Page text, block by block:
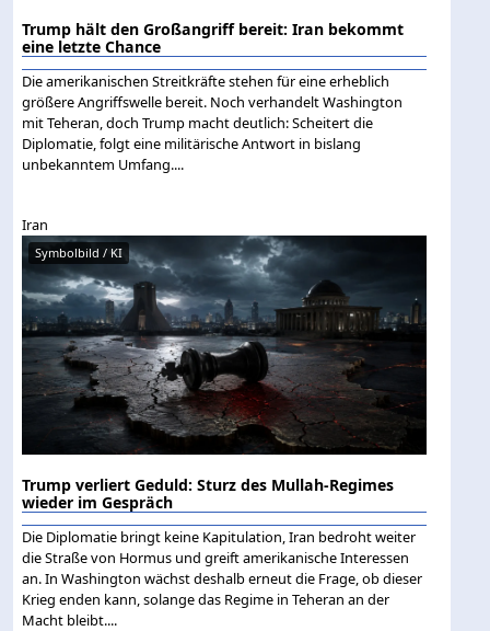
Trump hält den Großangriff bereit: Iran bekommt
eine letzte Chance
Die amerikanischen Streitkräfte stehen für eine erheblich
größere Angriffswelle bereit. Noch verhandelt Washington
mit Teheran, doch Trump macht deutlich: Scheitert die
Diplomatie, folgt eine militärische Antwort in bislang
unbekanntem Umfang....
Iran
Symbolbild / KI
Trump verliert Geduld: Sturz des Mullah-Regimes
wieder im Gespräch
Die Diplomatie bringt keine Kapitulation, Iran bedroht weiter
die Straße von Hormus und greift amerikanische Interessen
an. In Washington wächst deshalb erneut die Frage, ob dieser
Krieg enden kann, solange das Regime in Teheran an der
Macht bleibt....